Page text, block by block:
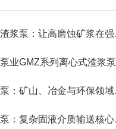
泵：让高磨蚀矿浆在强悍泵送中驯服前行
系列离心式渣浆泵：高磨蚀工况下的“硬核”输送专家
矿山、冶金与环保领域固液输送的核心设备
杂固液介质输送核心装备，赋能多行业高效稳定生产